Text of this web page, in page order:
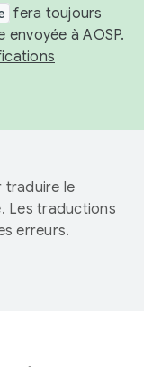
fera toujours
à AOSP.
traduire le
Les traductions
erreurs.